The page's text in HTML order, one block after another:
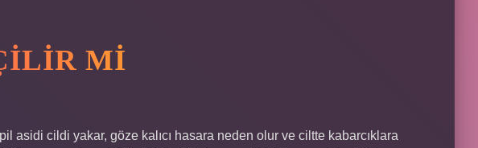
MI
asidi cildi yakar, göze kalıcı hasara neden olur ve ciltte kabarcıklara